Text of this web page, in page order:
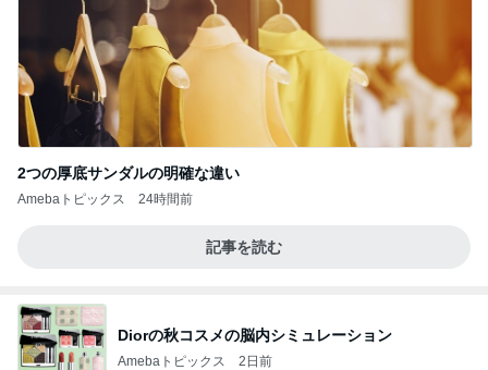
2つの厚底サンダルの明確な違い
Amebaトピックス 24時間前
記事を読む
Diorの秋コスメの脳内シミュレーション
Amebaトピックス 2日前